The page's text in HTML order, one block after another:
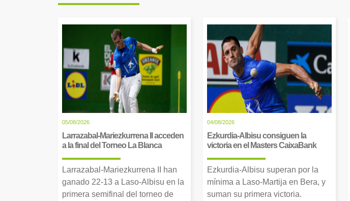
05/08/2026
Larrazabal-Mariezkurrena II acceden
a la final del Torneo La Blanca
Larrazabal-Mariezkurrena II han
ganado 22-13 a Laso-Albisu en la
primera semifinal del torneo de
04/08/2026
Ezkurdia-Albisu consiguen la
victoria en el Masters CaixaBank
Ezkurdia-Albisu superan por la
mínima a Laso-Martija en Bera, y
suman su primera victoria.